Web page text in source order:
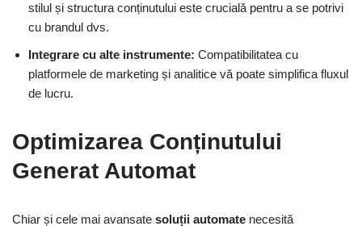
stilul și structura conținutului este crucială pentru a se potrivi
cu brandul dvs.
Integrare cu alte instrumente: Compatibilitatea cu
platformele de marketing și analitice vă poate simplifica fluxul
de lucru.
Optimizarea Conținutului
Generat Automat
Chiar și cele mai avansate soluții automate necesită